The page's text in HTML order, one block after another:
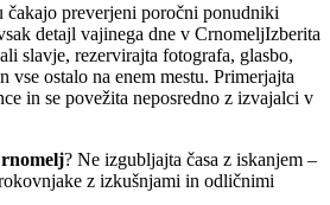
čakajo preverjeni poročni ponudniki
detajl vajinega dne v CrnomeljIzberita
slavje, rezervirajta fotografa, glasbo,
vse ostalo na enem mestu. Primerjajta
in se povežita neposredno z izvajalci v
? Ne izgubljajta časa z iskanjem –
z izkušnjami in odličnimi